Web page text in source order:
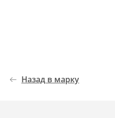
Назад в марку